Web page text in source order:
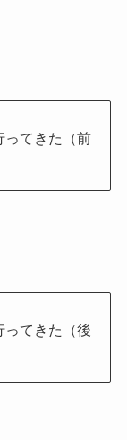
ってきた（前
てきた（後